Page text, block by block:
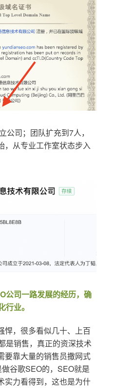
公司；团队扩充到7人，
，从专业工作室状态步入
公司一路发展的经历，确
行业。
悍，很多看似几十、上百
是销售，真正的资深技术
要靠大量的销售员撒网式
谷歌SEO的，SEO就是
实力看得到，这也是为什